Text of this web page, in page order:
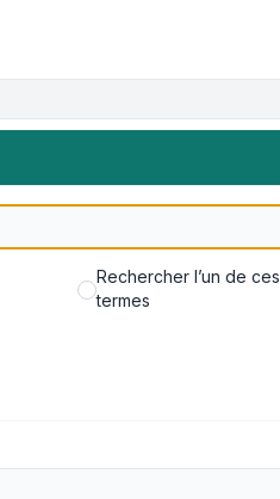
Rechercher l’un de ces
termes